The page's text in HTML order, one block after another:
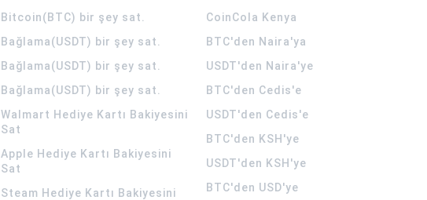
Bitcoin(BTC) bir şey sat.
Bağlama(USDT) bir şey sat.
Bağlama(USDT) bir şey sat.
Bağlama(USDT) bir şey sat.
Walmart Hediye Kartı Bakiyesini
Sat
Apple Hediye Kartı Bakiyesini
Sat
Steam Hediye Kartı Bakiyesini
CoinCola Kenya
BTC'den Naira'ya
USDT'den Naira'ye
BTC'den Cedis'e
USDT'den Cedis'e
BTC'den KSH'ye
USDT'den KSH'ye
BTC'den USD'ye